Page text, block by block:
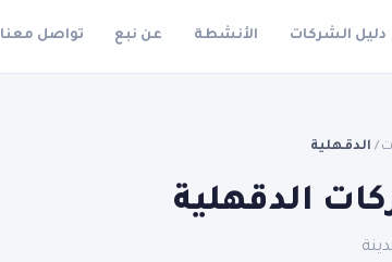
دليل الشركات الأنشطة عن نبع تواصل معنا
/ الدقهلية
الدقهلية